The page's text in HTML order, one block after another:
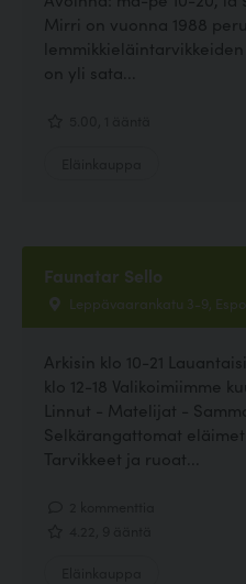
Mirri on vuonna 1988
on yli sata...
Faunatar Sello
Leppävaarankatu 3-9,
Arkisin klo 10-21
klo 12-18 Valikoimiimme
Linnut - Matelijat -
Selkärangattomat
Tarvikkeet ja ruoat...